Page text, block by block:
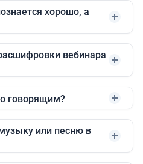
хорошо, а
вебинара
говорящим?
или песню в